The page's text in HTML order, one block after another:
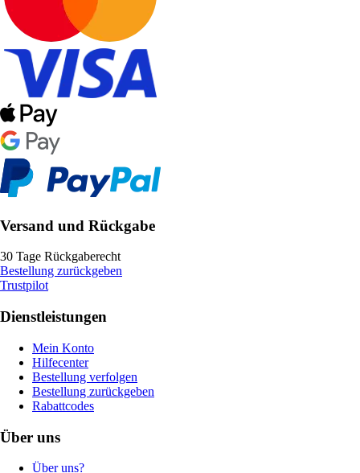
Versand und Rückgabe
30 Tage Rückgaberecht
Bestellung zurückgeben
Trustpilot
Dienstleistungen
Mein Konto
Hilfecenter
Bestellung verfolgen
Bestellung zurückgeben
Rabattcodes
Über uns
Über uns?